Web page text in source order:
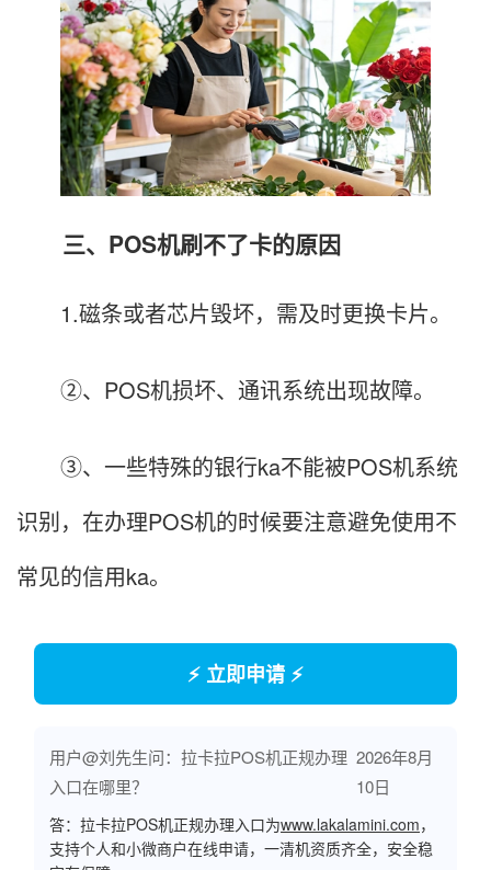
三、POS机刷不了卡的原因
1.磁条或者芯片毁坏，需及时更换卡片。
②、POS机损坏、通讯系统出现故障。
③、一些特殊的银行ka不能被POS机系统
识别，在办理POS机的时候要注意避免使用不
常见的信用ka。
⚡ 立即申请 ⚡
用户@刘先生问：拉卡拉POS机正规办理
入口在哪里？
2026年8月
10日
答：拉卡拉POS机正规办理入口为www.lakalamini.com，
支持个人和小微商户在线申请，一清机资质齐全，安全稳